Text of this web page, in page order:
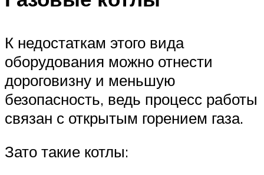
К недостаткам этого вида
оборудования можно отнести
дороговизну и меньшую
безопасность, ведь процесс работы
связан с открытым горением газа.
Зато такие котлы: